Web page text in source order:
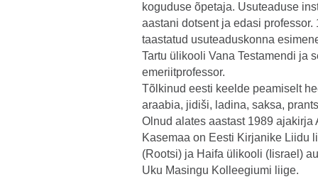
koguduse õpetaja. Usuteaduse
aastani dotsent ja edasi
taastatud usuteaduskonna
Tartu ülikooli Vana Testamendi ja
emeriitprofessor.
Tõlkinud eesti keelde peamiselt
araabia, jidiši, ladina, saksa,
Olnud alates aastast 1989
Kasemaa on Eesti Kirjanike Liidu
(Rootsi) ja Haifa ülikooli (Iis­rael)
Uku Masingu Kolleegiumi liige.